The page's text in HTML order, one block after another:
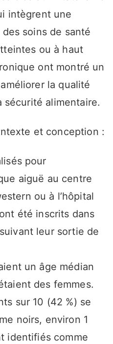
intègrent une
soins de santé
ou à haut
ont montré un
la qualité
sécurité alimentaire.
et conception :
pour
aiguë au centre
ou à l’hôpital
été inscrits dans
leur sortie de
un âge médian
des femmes.
sur 10 (42 %) se
noirs, environ 1
identifiés comme